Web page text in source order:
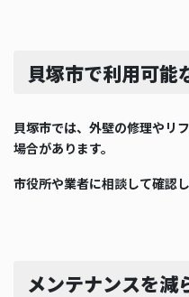
貝塚市で利用可能
貝塚市では、外壁の修理やリ
場合があります。
市役所や業者に相談して確認し
メンテナンスを減